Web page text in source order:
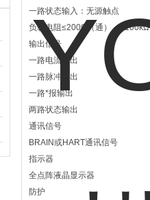
一路状态输入：无源触点
负载电阻≤200Ω（通）、
输出信号
一路电流输出
一路脉冲输出
一路*报输出
两路状态输出
通讯信号
BRAIN或HART通讯信号
指示器
全点阵液晶显示器
防护